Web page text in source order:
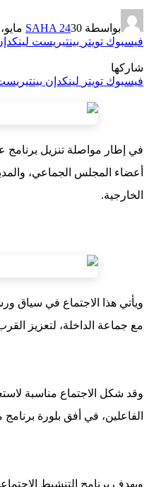
بواسطة SAHA 2430 مايو، 2025
فيسبوك تويتر بينتيريست
شاركها
فيسبوك تويتر لينكدإن
أعضاء المجلس الجماعي،
الخارجية.
ويأتي هذا الاجتماع في سياق
مع جماعة الداخلة، لتعزيز
الفاعلين، في أفق بلورة
ويهدف برنامج التنشيط